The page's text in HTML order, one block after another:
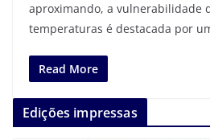
aproximando, a vulnerabilidade
temperaturas é destacada por
Read More
Edições impressas